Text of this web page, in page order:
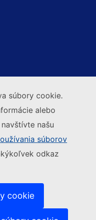
súbory cookie.
alebo
našu
súborov
odkaz
cookie